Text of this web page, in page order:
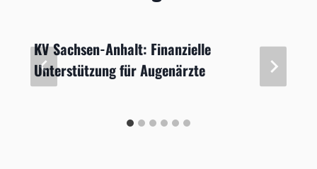
KV Sachsen-Anhalt: Finanzielle
Unterstützung für Augenärzte